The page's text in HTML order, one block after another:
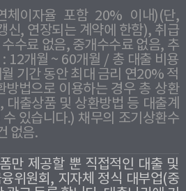
체이자율 포함 20% 이내)(단,
신, 연장되는 계약에 한함), 취급
수료 없음, 중개수수료 없음, 추
12개월 ~ 60개월 / 총 대출 비용
기간 동안 최대 금리 연20% 적
방법으로 이용하는 경우 총 상환
출상품 및 상환방법 등 대출계
있습니다.) 채무의 조기상환수
없음.
만 제공할 뿐 직접적인 대출 및
위원회, 지자체 정식 대부업(중